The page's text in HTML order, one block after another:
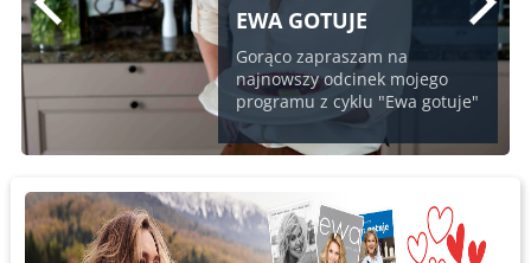
EWA GOTUJE
Gorąco zapraszam na
najnowszy odcinek mojego
programu z cyklu "Ewa gotuje"